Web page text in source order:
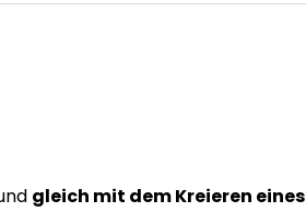
gleich mit dem Kreieren eines